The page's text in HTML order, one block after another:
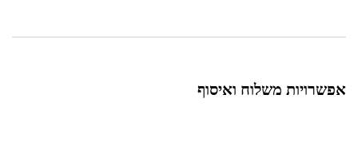
אפשרויות משלוח ואיסוף